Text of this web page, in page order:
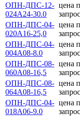
ОПН-ДПС-12-
024А24-30.0
цена
ОПН-ДПС-04-
020А16-25,0
цена
ОПН-ДПС-04-
004А08-8.0
цена
ОПН-ДПС-08-
060А08-16,5
цена
ОПН-ДПС-08-
064А08-16,5
цена
ОПН-ДПС-04-
018А06-9.0
цена